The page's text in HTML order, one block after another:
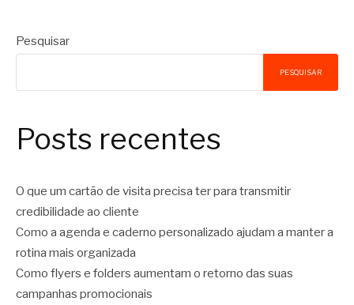
Pesquisar
PESQUISAR
Posts recentes
O que um cartão de visita precisa ter para transmitir
credibilidade ao cliente
Como a agenda e caderno personalizado ajudam a manter a
rotina mais organizada
Como flyers e folders aumentam o retorno das suas
campanhas promocionais